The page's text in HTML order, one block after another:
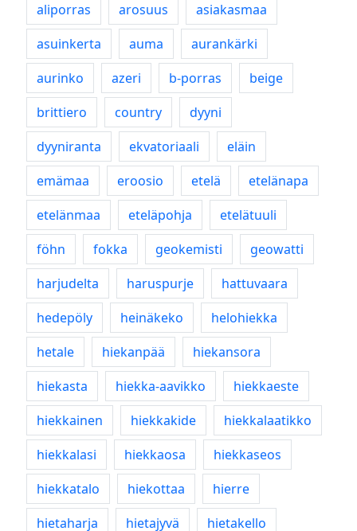
aliporras
arosuus
asiakasmaa
asuinkerta
auma
aurankärki
aurinko
azeri b-porras
beige
brittiero
country
dyyni
dyyniranta
ekvatoriaali
eläin
emämaa
eroosio etelä
etelänapa
etelänmaa
eteläpohja
etelätuuli
föhn
fokka geokemisti
geowatti
harjudelta
haruspurje
hattuvaara
hedepöly
heinäkeko
helohiekka
hetale
hiekanpää
hiekansora
hiekasta
hiekka-aavikko
hiekkaeste
hiekkainen
hiekkakide
hiekkalaatikko
hiekkalasi
hiekkaosa
hiekkaseos
hiekkatalo
hiekottaa
hierre
hietaharja
hietajyvä
hietakello